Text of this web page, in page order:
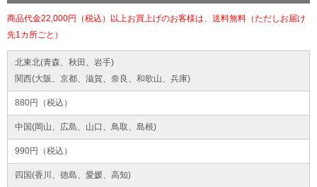
商品代金22,000円（税込）以上お買上げのお客様は、送料無料（ただしお届け
先1カ所ごと）
北東北(青森、秋田、岩手)
関西(大阪、京都、滋賀、奈良、和歌山、兵庫)
880円（税込）
中国(岡山、広島、山口、鳥取、島根)
990円（税込）
四国(香川、徳島、愛媛、高知)